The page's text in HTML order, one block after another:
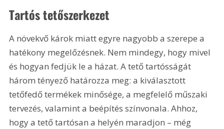
Tartós tetőszerkezet
A növekvő károk miatt egyre nagyobb a szerepe a
hatékony megelőzésnek. Nem mindegy, hogy mivel
és hogyan fedjük le a házat. A tető tartósságát
három tényező határozza meg: a kiválasztott
tetőfedő termékek minősége, a megfelelő műszaki
tervezés, valamint a beépítés színvonala. Ahhoz,
hogy a tető tartósan a helyén maradjon – még